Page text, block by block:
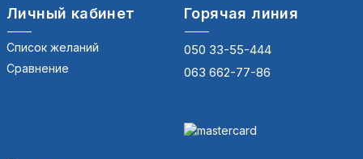
Личный кабинет
Список желаний
Сравнение
Горячая линия
050 33-55-444
063 662-77-86